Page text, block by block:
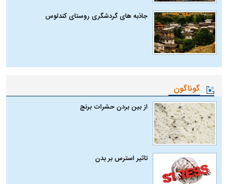
جاذبه های گردشگری روستای کندلوس
گوناگون
از بین بردن حشرات برنج
تاثیر استرس بر بدن